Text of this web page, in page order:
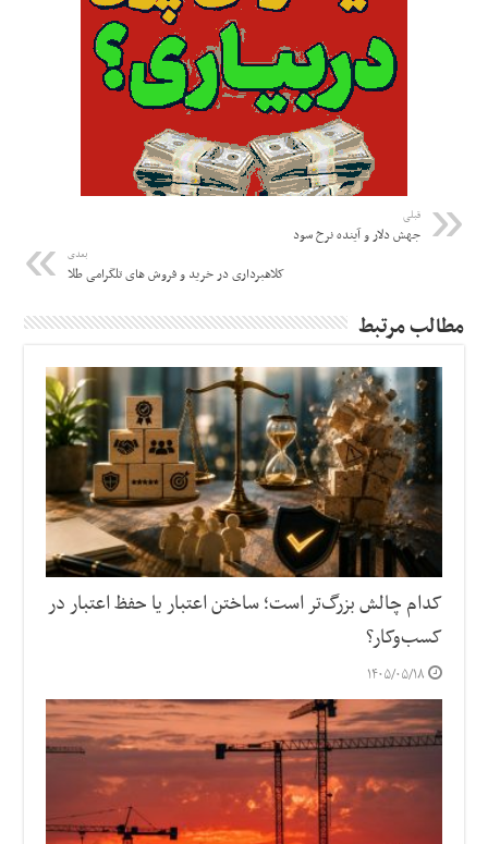
قبلی
جهش دلار و آینده نرخ سود
بعدی
کلاهبرداری در خرید و فروش های تلگرامی طلا
مطالب مرتبط
کدام چالش بزرگ‌تر است؛ ساختن اعتبار یا حفظ اعتبار در
کسب‌وکار؟
۱۴۰۵/۰۵/۱۸